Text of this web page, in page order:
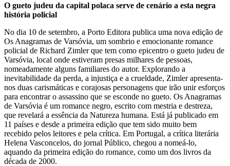
O gueto judeu da capital polaca serve de cenário a esta negra
história policial
No dia 10 de setembro, a Porto Editora publica uma nova edição de
Os Anagramas de Varsóvia, um sombrio e emocionante romance
policial de Richard Zimler que tem como epicentro o gueto judeu de
Varsóvia, local onde estiveram presas milhares de pessoas,
nomeadamente alguns familiares do autor. Explorando a
inevitabilidade da perda, a injustiça e a crueldade, Zimler apresenta-
nos duas carismáticas e corajosas personagens que irão unir esforços
para encontrar o assassino que se esconde no gueto. Os Anagramas
de Varsóvia é um romance negro, escrito com mestria e destreza,
que revelará a essência da Natureza humana. Está já publicado em
11 países e desde a primeira edição que tem sido muito bem
recebido pelos leitores e pela crítica. Em Portugal, a crítica literária
Helena Vasconcelos, do jornal Público, chegou a nomeá-lo,
aquando da primeira edição do romance, como um dos livros da
década de 2000.